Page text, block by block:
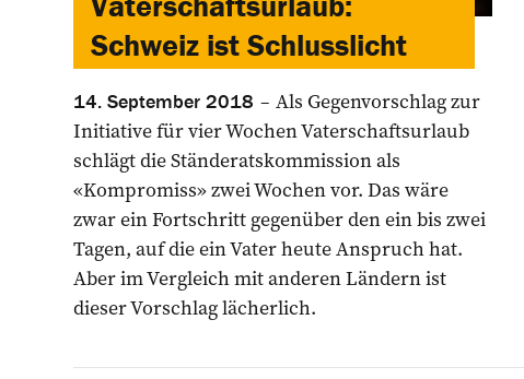
Schweiz ist Schlusslicht
14. September 2018
Als Gegenvorschlag zur
Initiative für vier Wochen Vaterschaftsurlaub
schlägt die Ständeratskommission als
«Kompromiss» zwei Wochen vor. Das wäre
zwar ein Fortschritt gegenüber den ein bis zwei
Tagen, auf die ein ­Vater heute Anspruch hat.
Aber im Vergleich mit anderen Ländern ist
dieser Vorschlag lächerlich.